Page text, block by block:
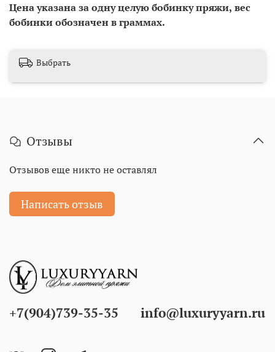
Цена указана за одну целую бобинку пряжи, вес
бобинки обозначен в граммах.
Выбрать
Отзывы
Отзывов еще никто не оставлял
Написать отзыв
+7(904)739-35-35 info@luxuryyarn.ru